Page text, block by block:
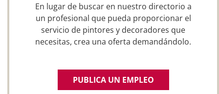
En lugar de buscar en nuestro directorio a
un profesional que pueda proporcionar el
servicio de pintores y decoradores que
necesitas, crea una oferta demandándolo.
PUBLICA UN EMPLEO